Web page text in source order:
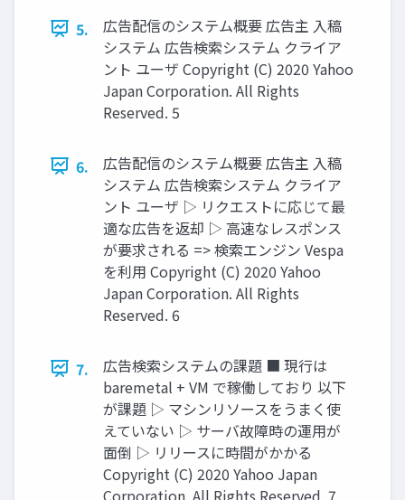
5.
広告配信のシステム概要 広告主 入稿
システム 広告検索システム クライア
ント ユーザ Copyright (C) 2020 Yahoo
Japan Corporation. All Rights
Reserved. 5
6.
広告配信のシステム概要 広告主 入稿
システム 広告検索システム クライア
ント ユーザ ▷ リクエストに応じて最
適な広告を返却 ▷ 高速なレスポンス
が要求される => 検索エンジン Vespa
を利用 Copyright (C) 2020 Yahoo
Japan Corporation. All Rights
Reserved. 6
7.
広告検索システムの課題 ■ 現行は
baremetal + VM で稼働しており 以下
が課題 ▷ マシンリソースをうまく使
えていない ▷ サーバ故障時の運用が
面倒 ▷ リリースに時間がかかる
Copyright (C) 2020 Yahoo Japan
Corporation. All Rights Reserved. 7